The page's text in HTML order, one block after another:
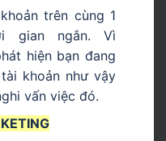
trên cùng 1
gian ngắn. Vì
hiện bạn đang
khoản như vậy
vấn việc đó.